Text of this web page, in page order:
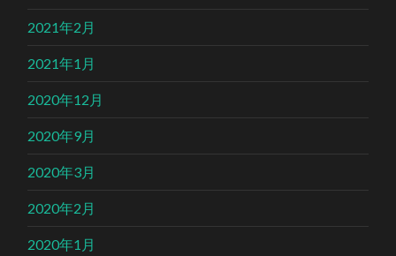
2021年2月
2021年1月
2020年12月
2020年9月
2020年3月
2020年2月
2020年1月